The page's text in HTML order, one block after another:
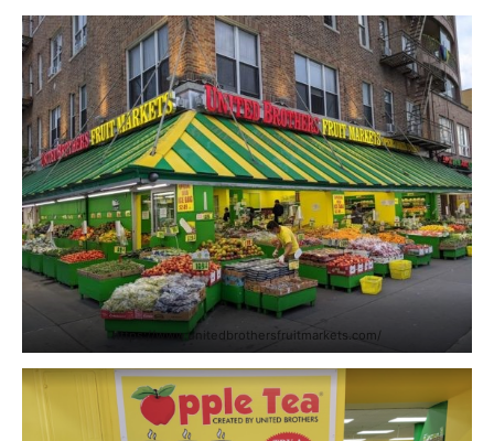
https://www.unitedbrothersfruitmarkets.com/